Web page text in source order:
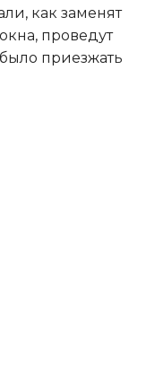
как заменят
проведут
приезжать